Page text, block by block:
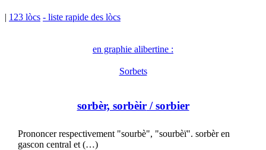
| 123 lòcs - liste rapide des lòcs
en graphie alibertine :
Sorbets
sorbèr, sorbèir/ sorbier
Prononcer respectivement "sourbè", "sourbèï". sorbèr en
gascon central et (…)